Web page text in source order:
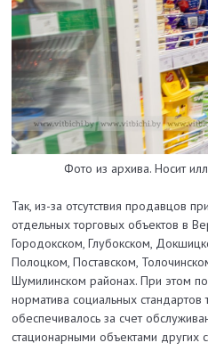
Фото из архива. Носит
Так, из-за отсутствия продавцов
отдельных торговых объектов в
Городокском, Глубокском,
Полоцком, Поставском,
Шумилинском районах. При этом
норматива социальных стандартов
обеспечивалось за счет
стационарными объектами других